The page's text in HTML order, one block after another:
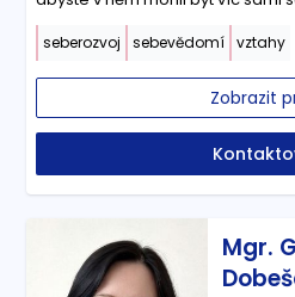
seberozvoj sebevědomí vztahy
Zobrazit
Mgr.